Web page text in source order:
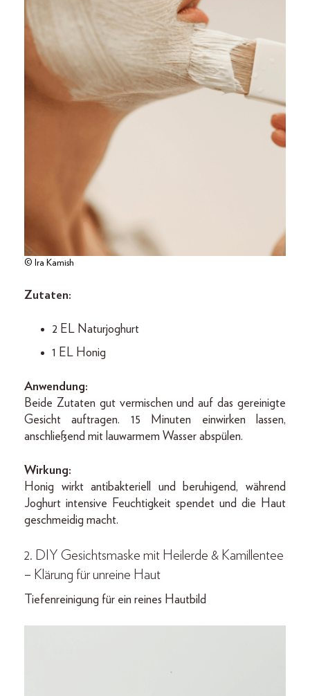
© Ira Kamish
Zutaten:
2 EL Naturjoghurt
1 EL Honig
Anwendung:
Beide Zutaten gut vermischen und auf das gereinigte
Gesicht auftragen. 15 Minuten einwirken lassen,
anschließend mit lauwarmem Wasser abspülen.
Wirkung:
Honig wirkt antibakteriell und beruhigend, während
Joghurt intensive Feuchtigkeit spendet und die Haut
geschmeidig macht.
2. DIY Gesichtsmaske mit Heilerde & Kamillentee
– Klärung für unreine Haut
Tiefenreinigung für ein reines Hautbild